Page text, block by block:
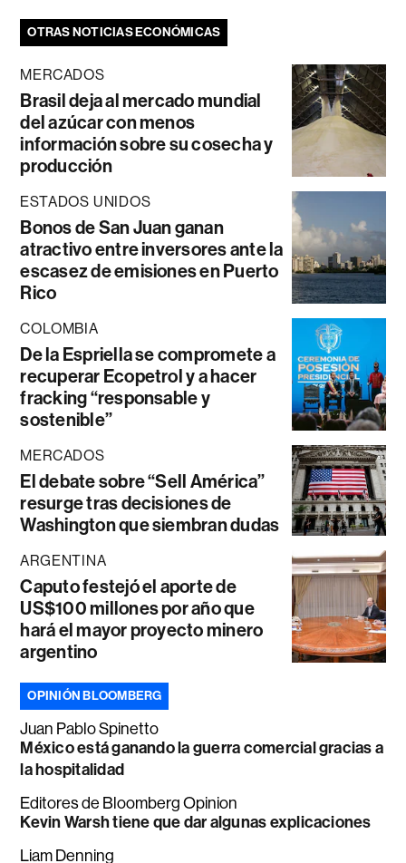
OTRAS NOTICIAS ECONÓMICAS
MERCADOS
Brasil deja al mercado mundial
del azúcar con menos
información sobre su cosecha y
producción
ESTADOS UNIDOS
Bonos de San Juan ganan
atractivo entre inversores ante la
escasez de emisiones en Puerto
Rico
COLOMBIA
De la Espriella se compromete a
recuperar Ecopetrol y a hacer
fracking “responsable y
sostenible”
MERCADOS
El debate sobre “Sell América”
resurge tras decisiones de
Washington que siembran dudas
ARGENTINA
Caputo festejó el aporte de
US$100 millones por año que
hará el mayor proyecto minero
argentino
OPINIÓN BLOOMBERG
Juan Pablo Spinetto
México está ganando la guerra comercial gracias a
la hospitalidad
Editores de Bloomberg Opinion
Kevin Warsh tiene que dar algunas explicaciones
Liam Denning